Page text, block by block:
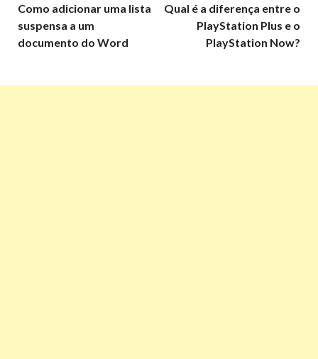
Como adicionar uma lista
suspensa a um
documento do Word
Qual é a diferença entre o
PlayStation Plus e o
PlayStation Now?